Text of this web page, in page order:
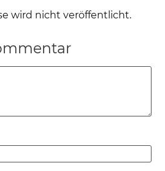
wird nicht veröffentlicht.